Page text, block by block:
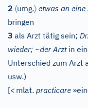
2 〈umg.〉 etwas an eine
bringen
3 als Arzt tätig sein;
wieder; ~der Arztin
Unterschied zum Arzt
usw.)
[< mlat. practicare